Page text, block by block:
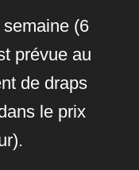
(6
prévue au
de draps
le prix